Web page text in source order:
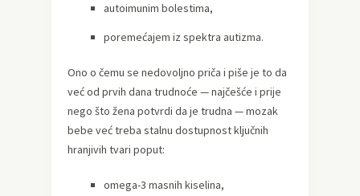
autoimunim bolestima,
poremećajem iz spektra autizma.
Ono o čemu se nedovoljno priča i piše je to da
već od prvih dana trudnoće — najčešće i prije
nego što žena potvrdi da je trudna — mozak
bebe već treba stalnu dostupnost ključnih
hranjivih tvari poput:
omega-3 masnih kiselina,